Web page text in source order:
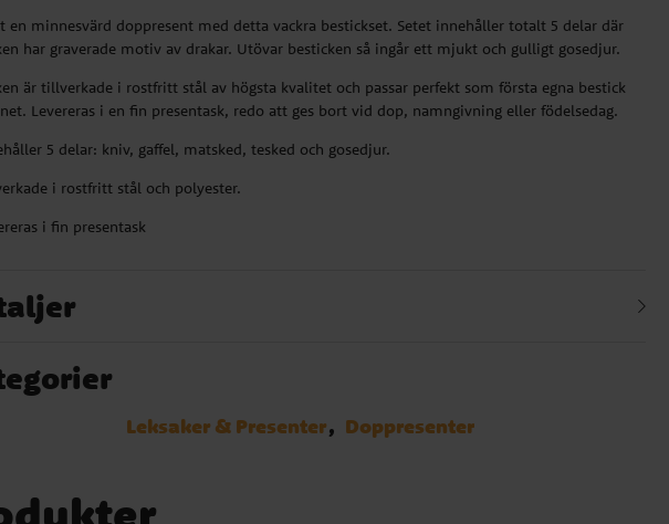
en minnesvärd doppresent med detta vackra bestickset. Setet innehåller totalt 5 delar där
har graverade motiv av drakar. Utövar besticken så ingår ett mjukt och gulligt gosedjur.
är tillverkade i rostfritt stål av högsta kvalitet och passar perfekt som första egna bestick
Levereras i en fin presentask, redo att ges bort vid dop, namngivning eller födelsedag.
5 delar: kniv, gaffel, matsked, tesked och gosedjur.
i rostfritt stål och polyester.
i fin presentask
Leksaker & Presenter Doppresenter